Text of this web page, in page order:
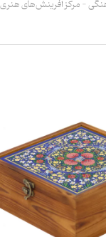
- مرکز آفرینش‌های